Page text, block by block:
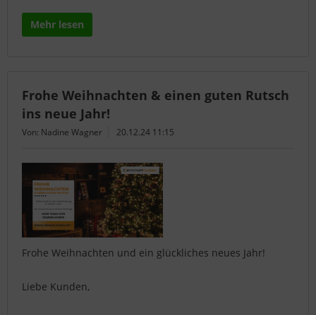
Mehr lesen
Frohe Weihnachten & einen guten Rutsch
ins neue Jahr!
Von: Nadine Wagner 20.12.24 11:15
Frohe Weihnachten und ein glückliches neues Jahr!
Liebe Kunden,